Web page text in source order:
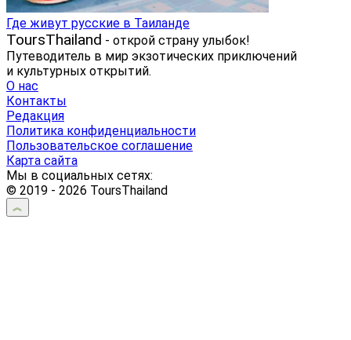
Где живут русские в Таиланде
ToursThailand - открой страну улыбок!
Путеводитель в мир экзотических приключений
и культурных открытий.
О нас
Контакты
Редакция
Политика конфиденциальности
Пользовательское соглашение
Карта сайта
Мы в социальных сетях:
© 2019 - 2026 ToursThailand